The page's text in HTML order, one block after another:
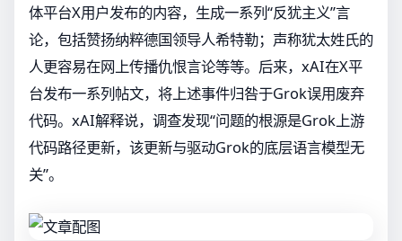
体平台X用户发布的内容，生成一系列“反犹主义”言
论，包括赞扬纳粹德国领导人希特勒；声称犹太姓氏的
人更容易在网上传播仇恨言论等等。后来，xAI在X平
台发布一系列帖文，将上述事件归咎于Grok误用废弃
代码。xAI解释说，调查发现“问题的根源是Grok上游
代码路径更新，该更新与驱动Grok的底层语言模型无
关”。